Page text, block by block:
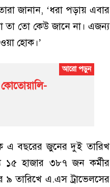
জানান, ‘ধরা পড়ায় এবার
তা তো কেউ জানে না। এজন্য
হোক।’
কোতোয়ালি-
এ বছরের জুনের দুই তারিখ
১৫ হাজার ৩৮৭ জন কর্মীর
৯ তারিখে এ.এস ট্রাভেলসের